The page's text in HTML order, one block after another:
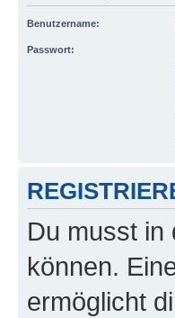
Benutzername:
Passwort:
Du musst in
können.
ermöglicht